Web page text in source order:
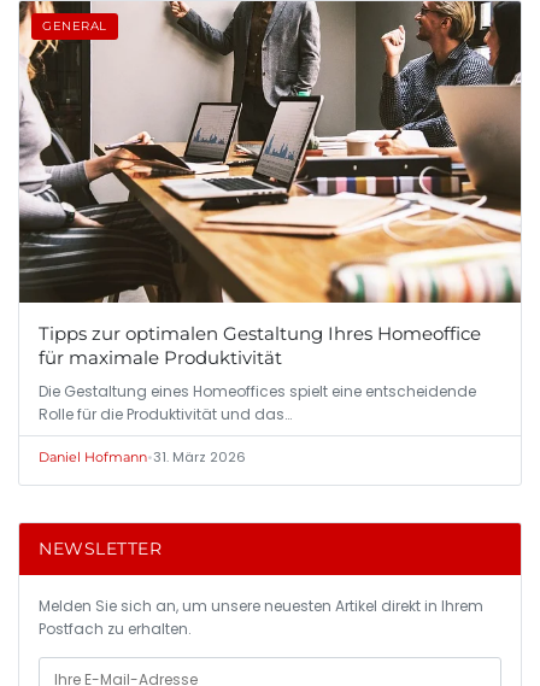
GENERAL
Tipps zur optimalen Gestaltung Ihres Homeoffice
für maximale Produktivität
Die Gestaltung eines Homeoffices spielt eine entscheidende
Rolle für die Produktivität und das…
Daniel Hofmann•31. März 2026
NEWSLETTER
Melden Sie sich an, um unsere neuesten Artikel direkt in Ihrem
Postfach zu erhalten.